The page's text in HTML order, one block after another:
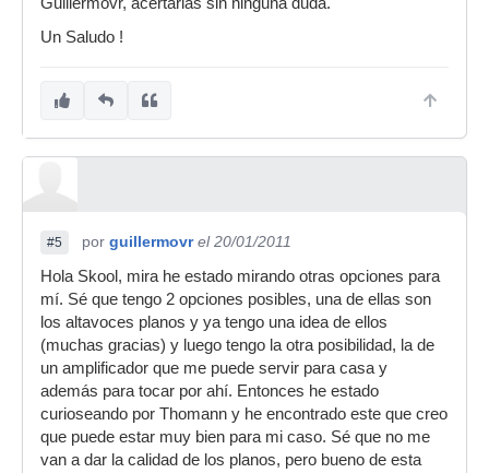
Un Saludo !
#5 por guillermovr el 20/01/2011
Hola Skool, mira he estado mirando otras opciones para
mí. Sé que tengo 2 opciones posibles, una de ellas son
los altavoces planos y ya tengo una idea de ellos
(muchas gracias) y luego tengo la otra posibilidad, la de
un amplificador que me puede servir para casa y
además para tocar por ahí. Entonces he estado
curioseando por Thomann y he encontrado este que creo
que puede estar muy bien para mi caso. Sé que no me
van a dar la calidad de los planos, pero bueno de esta